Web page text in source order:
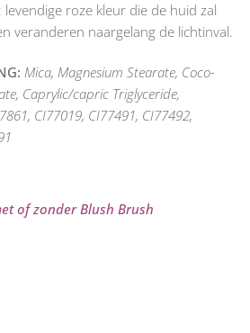
: levendige roze kleur die de huid zal
veranderen naargelang de lichtinval.
Mica, Magnesium Stearate, Coco-
Caprylic/capric Triglyceride,
CI77019, CI77491, CI77492,
of zonder Blush Brush